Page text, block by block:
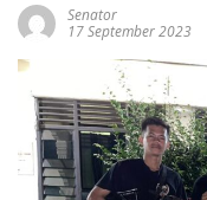
Senator
17 September 2023